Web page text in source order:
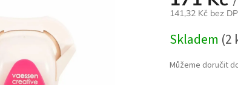
/
141,32 Kč bez
cena:
Skladem (2
Můžeme doručit